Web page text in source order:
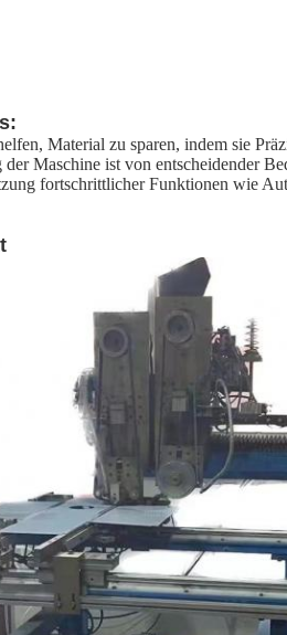
Material zu sparen, indem sie
Maschine ist von entscheidender
fortschrittlicher Funktionen wie